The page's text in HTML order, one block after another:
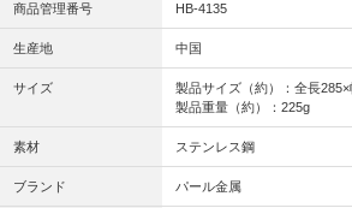
商品管理番号 HB-4135
生産地 中国
サイズ
製品サイズ（約）：全長
製品重量（約）：225g
素材 ステンレス鋼
ブランド パール金属